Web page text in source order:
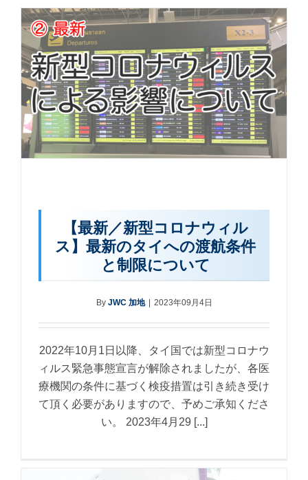
【最新／新型コロナウィル
ス】最新のタイへの渡航条件
と制限について
By JWC 加地 2023年09月4日
2022年10月1日以降、タイ国では新型コロナウ
ィルス緊急事態宣言が解除されましたが、各医
療機関の条件に基づく検疫措置は引き続き受け
て頂く必要がありますので、予めご承知くださ
い。 2023年4月29 [...]